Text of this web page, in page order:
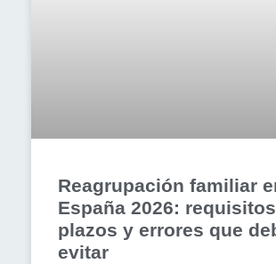
Reagrupación familiar
España 2026:
plazos y errores que
evitar